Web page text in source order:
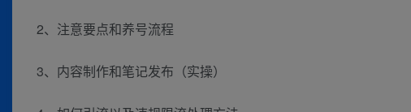
2、注意要点和养号流程
3、内容制作和笔记发布（实操）